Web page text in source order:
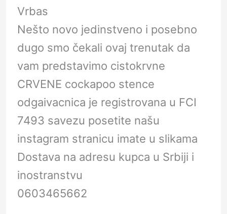
Vrbas
Nešto novo jedinstveno i posebno
dugo smo čekali ovaj trenutak da
vam predstavimo cistokrvne
CRVENE cockapoo stence
odgaivacnica je registrovana u FCI
7493 savezu posetite našu
instagram stranicu imate u slikama
Dostava na adresu kupca u Srbiji i
inostranstvu
0603465662